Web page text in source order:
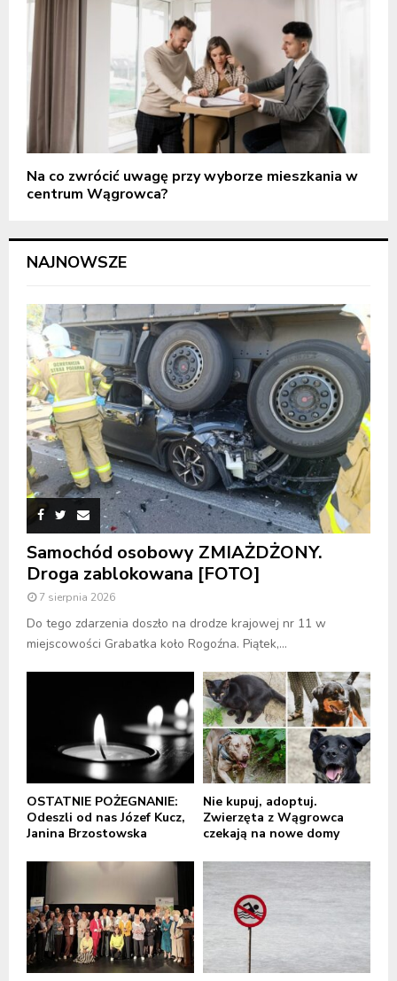
Na co zwrócić uwagę przy wyborze mieszkania w
centrum Wągrowca?
NAJNOWSZE
Samochód osobowy ZMIAŻDŻONY.
Droga zablokowana [FOTO]
7 sierpnia 2026
Do tego zdarzenia doszło na drodze krajowej nr 11 w
miejscowości Grabatka koło Rogoźna. Piątek,...
OSTATNIE POŻEGNANIE:
Odeszli od nas Józef Kucz,
Janina Brzostowska
Nie kupuj, adoptuj.
Zwierzęta z Wągrowca
czekają na nowe domy